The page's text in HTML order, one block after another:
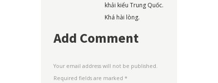
khải kiểu Trung Quốc.
Khá hài lòng.
Add Comment
Your email address will not be published.
Required fields are marked *